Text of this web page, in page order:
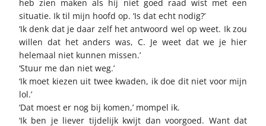
heb zien maken als hij niet goed raad wist met een
situatie. Ik til mijn hoofd op. ‘Is dat echt nodig?’
‘Ik denk dat je daar zelf het antwoord wel op weet. Ik zou
willen dat het anders was, C. Je weet dat we je hier
helemaal niet kunnen missen.’
‘Stuur me dan niet weg.’
‘Ik moet kiezen uit twee kwaden, ik doe dit niet voor mijn
lol.’
‘Dat moest er nog bij komen,’ mompel ik.
‘Ik ben je liever tijdelijk kwijt dan voorgoed. Want dat